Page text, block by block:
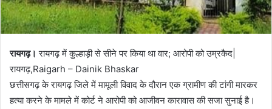
रायगढ़। रायगढ़ में कुल्हाड़ी से सीने पर किया था वार; आरोपी को उम्रकैद|
रायगढ़,Raigarh – Dainik Bhaskar
छत्तीसगढ़ के रायगढ़ जिले में मामूली विवाद के दौरान एक ग्रामीण की टांगी मारकर
हत्या करने के मामले में कोर्ट ने आरोपी को आजीवन कारावास की सजा सुनाई है।